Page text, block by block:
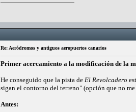
Re: Aeródromos y antiguos aeropuertos canarios
Primer acercamiento a la modificación de la
He conseguido que la pista de El Revolcadero
sigan el contorno del terreno" (opción que no
Antes: